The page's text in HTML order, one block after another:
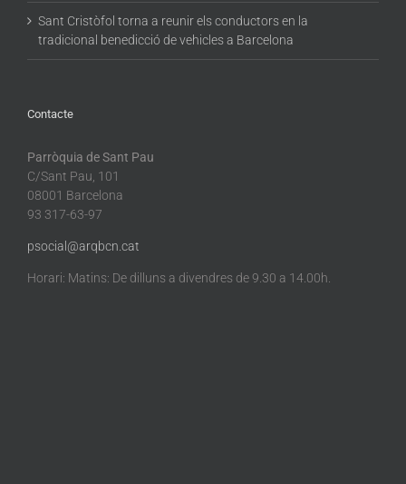
Sant Cristòfol torna a reunir els conductors en la
tradicional benedicció de vehicles a Barcelona
Contacte
Parròquia de Sant Pau
C/Sant Pau, 101
08001 Barcelona
93 317-63-97
psocial@arqbcn.cat
Horari: Matins: De dilluns a divendres de 9.30 a 14.00h.